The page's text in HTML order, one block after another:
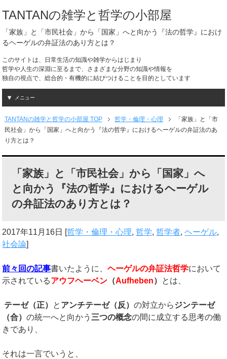
TANTANの雑学と哲学の小部屋
「家族」と「市民社会」から「国家」へと向かう『法の哲学』におけ
るヘーゲルの弁証法のあり方とは？
このサイトは、日常生活の知識や雑学からはじまり
哲学や人生の深淵に至るまで、さまざまな分野の知識や情報を
独自の視点で、総合的・有機的に結びつけることを目的としています
メニュー
TANTANの雑学と哲学の小部屋 TOP 哲学・倫理・心理
「家族」と「市
民社会」から「国家」へと向かう『法の哲学』におけるヘーゲルの弁証法のあ
り方とは？
「家族」と「市民社会」から「国家」へ
と向かう『法の哲学』におけるヘーゲル
の弁証法のあり方とは？
2017年11月16日 [哲学・倫理・心理,哲学,哲学者,ヘーゲル,
社会論]
前々回の記事書いたように、ヘーゲルの弁証法哲学において
示されているアウフヘーベン （Aufheben） とは、
テーゼ（正） と アンチテーゼ（反）の対立からジンテーゼ
（合）の統一へと向かう 三つの概念の間に成立する思考の働
きであり、
それは一言でいうと、